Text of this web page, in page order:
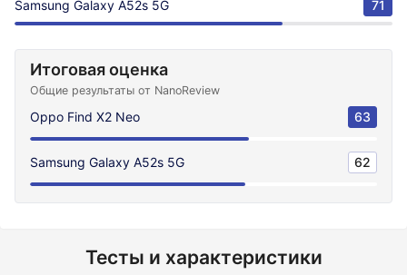
Samsung Galaxy A52s 5G 71
Итоговая оценка
Общие результаты от NanoReview
Oppo Find X2 Neo 63
Samsung Galaxy A52s 5G 62
Тесты и характеристики